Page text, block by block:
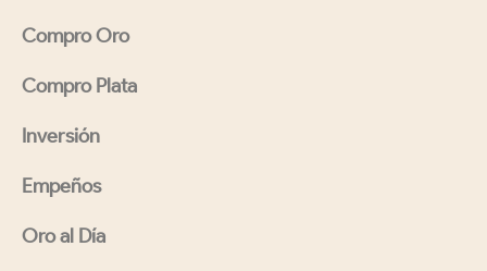
Compro Oro
Compro Plata
Inversión
Empeños
Oro al Día